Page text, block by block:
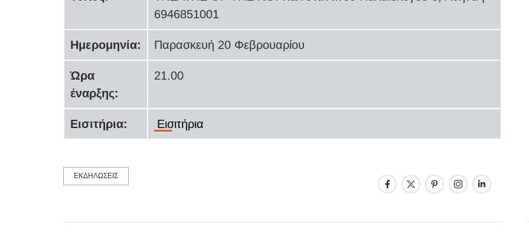
6946851001
Ημερομηνία: Παρασκευή 20 Φεβρουαρίου
Ώρα
έναρξης:
21.00
Εισιτήρια: Εισιτήρια
ΕΚΔΗΛΩΣΕΙΣ